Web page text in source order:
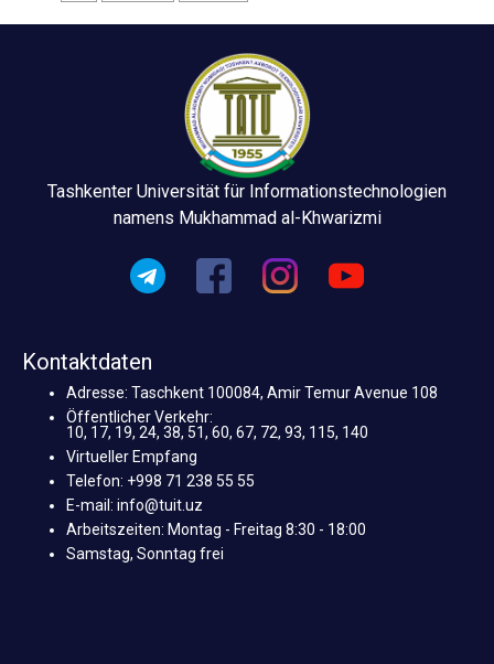
Tashkenter Universität für Informationstechnologien
namens Mukhammad al-Khwarizmi
Kontaktdaten
Adresse: Taschkent 100084, Amir Temur Avenue 108
Öffentlicher Verkehr:
10, 17, 19, 24, 38, 51, 60, 67, 72, 93, 115, 140
Virtueller Empfang
Telefon: +998 71 238 55 55
E-mail: info@tuit.uz
Arbeitszeiten: Montag - Freitag 8:30 - 18:00
Samstag, Sonntag frei